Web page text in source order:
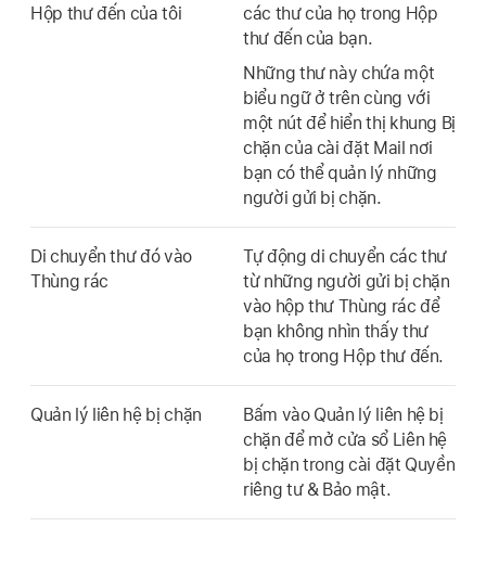
Hộp thư đến của tôi
các thư của họ trong Hộp
thư đến của bạn.
Những thư này chứa một
biểu ngữ ở trên cùng với
một nút để hiển thị khung Bị
chặn của cài đặt Mail nơi
bạn có thể quản lý những
người gửi bị chặn.
Di chuyển thư đó vào
Thùng rác
Tự động di chuyển các thư
từ những người gửi bị chặn
vào hộp thư Thùng rác để
bạn không nhìn thấy thư
của họ trong Hộp thư đến.
Quản lý liên hệ bị chặn
Bấm vào Quản lý liên hệ bị
chặn để mở cửa sổ Liên hệ
bị chặn trong cài đặt Quyền
riêng tư & Bảo mật.